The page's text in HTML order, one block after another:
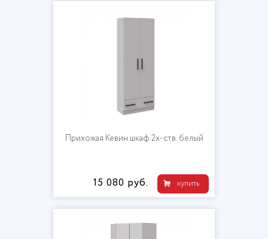
Прихожая Кевин шкаф 2х-ств. белый
купить
15 080 руб.